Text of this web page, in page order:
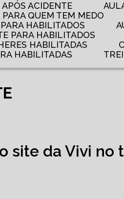
APÓS ACIDENTE
PARA QUEM TEM MEDO
HABILITADOS
PARA HABILITADOS
HABILITADAS
HABILITADAS
site da Vivi no